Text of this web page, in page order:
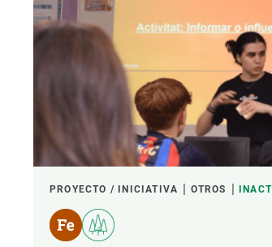
PROYECTO / INICIATIVA OTROS